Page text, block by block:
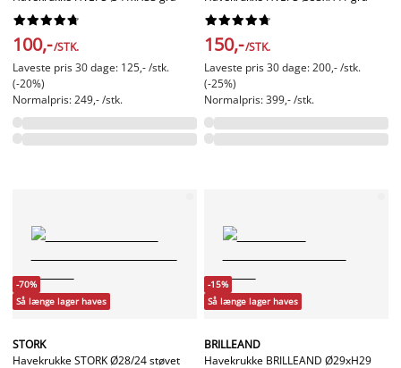






100,-/STK.
Laveste pris 30 dage: 125,- /stk.
(-20%)
Normalpris: 249,- /stk.






150,-/STK.
Laveste pris 30 dage: 200,- /stk.
(-25%)
Normalpris: 399,- /stk.
-70%
Så længe lager haves
STORK
Havekrukke STORK Ø28/24 støvet
-15%
Så længe lager haves
BRILLEAND
Havekrukke BRILLEAND Ø29xH29